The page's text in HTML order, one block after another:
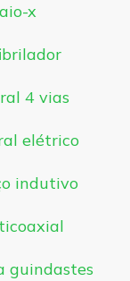
x
4 vias
elétrico
indutivo
guindastes